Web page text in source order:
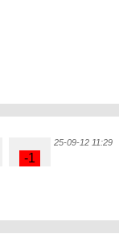
25-09-12 11:29